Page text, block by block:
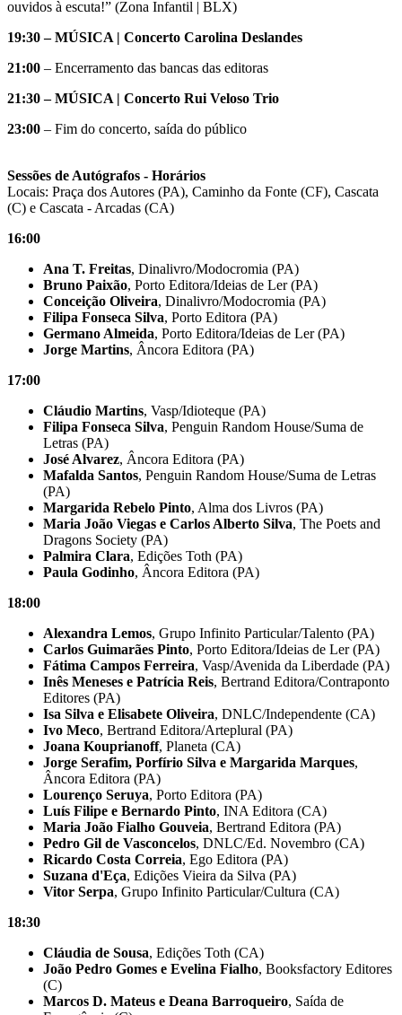
ouvidos à escuta!” (Zona Infantil | BLX)
19:30 – MÚSICA | Concerto Carolina Deslandes
21:00 – Encerramento das bancas das editoras
21:30 – MÚSICA | Concerto Rui Veloso Trio
23:00 – Fim do concerto, saída do público
Sessões de Autógrafos - Horários
Locais: Praça dos Autores (PA), Caminho da Fonte (CF), Cascata
(C) e Cascata - Arcadas (CA)
16:00
Ana T. Freitas, Dinalivro/Modocromia (PA)
Bruno Paixão, Porto Editora/Ideias de Ler (PA)
Conceição Oliveira, Dinalivro/Modocromia (PA)
Filipa Fonseca Silva, Porto Editora (PA)
Germano Almeida, Porto Editora/Ideias de Ler (PA)
Jorge Martins, Âncora Editora (PA)
17:00
Cláudio Martins, Vasp/Idioteque (PA)
Filipa Fonseca Silva, Penguin Random House/Suma de
Letras (PA)
José Alvarez, Âncora Editora (PA)
Mafalda Santos, Penguin Random House/Suma de Letras
(PA)
Margarida Rebelo Pinto, Alma dos Livros (PA)
Maria João Viegas e Carlos Alberto Silva, The Poets and
Dragons Society (PA)
Palmira Clara, Edições Toth (PA)
Paula Godinho, Âncora Editora (PA)
18:00
Alexandra Lemos, Grupo Infinito Particular/Talento (PA)
Carlos Guimarães Pinto, Porto Editora/Ideias de Ler (PA)
Fátima Campos Ferreira, Vasp/Avenida da Liberdade (PA)
Inês Meneses e Patrícia Reis, Bertrand Editora/Contraponto
Editores (PA)
Isa Silva e Elisabete Oliveira, DNLC/Independente (CA)
Ivo Meco, Bertrand Editora/Arteplural (PA)
Joana Kouprianoff, Planeta (CA)
Jorge Serafim, Porfírio Silva e Margarida Marques,
Âncora Editora (PA)
Lourenço Seruya, Porto Editora (PA)
Luís Filipe e Bernardo Pinto, INA Editora (CA)
Maria João Fialho Gouveia, Bertrand Editora (PA)
Pedro Gil de Vasconcelos, DNLC/Ed. Novembro (CA)
Ricardo Costa Correia, Ego Editora (PA)
Suzana d'Eça, Edições Vieira da Silva (PA)
Vitor Serpa, Grupo Infinito Particular/Cultura (CA)
18:30
Cláudia de Sousa, Edições Toth (CA)
João Pedro Gomes e Evelina Fialho, Booksfactory Editores
(C)
Marcos D. Mateus e Deana Barroqueiro, Saída de